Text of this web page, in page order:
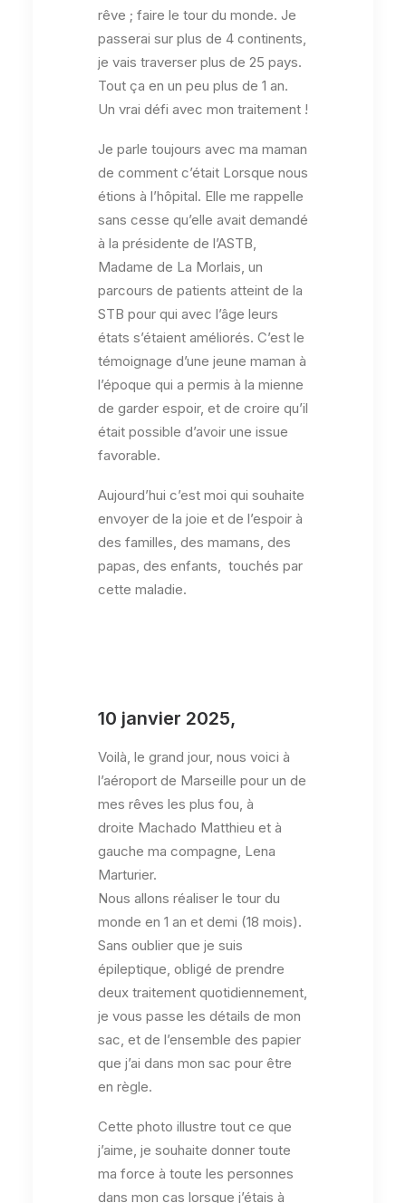
rêve ; faire le tour du monde. Je
passerai sur plus de 4 continents,
je vais traverser plus de 25 pays.
Tout ça en un peu plus de 1 an.
Un vrai défi avec mon traitement !
Je parle toujours avec ma maman
de comment c’était Lorsque nous
étions à l’hôpital. Elle me rappelle
sans cesse qu’elle avait demandé
à la présidente de l’ASTB,
Madame de La Morlais, un
parcours de patients atteint de la
STB pour qui avec l’âge leurs
états s’étaient améliorés. C’est le
témoignage d’une jeune maman à
l’époque qui a permis à la mienne
de garder espoir, et de croire qu’il
était possible d’avoir une issue
favorable.
Aujourd’hui c’est moi qui souhaite
envoyer de la joie et de l’espoir à
des familles, des mamans, des
papas, des enfants, touchés par
cette maladie.
10 janvier 2025,
Voilà, le grand jour, nous voici à
l’aéroport de Marseille pour un de
mes rêves les plus fou, à
droite Machado Matthieu et à
gauche ma compagne, Lena
Marturier.
Nous allons réaliser le tour du
monde en 1 an et demi (18 mois).
Sans oublier que je suis
épileptique, obligé de prendre
deux traitement quotidiennement,
je vous passe les détails de mon
sac, et de l’ensemble des papier
que j’ai dans mon sac pour être
en règle.
Cette photo illustre tout ce que
j’aime, je souhaite donner toute
ma force à toute les personnes
dans mon cas lorsque j’étais à